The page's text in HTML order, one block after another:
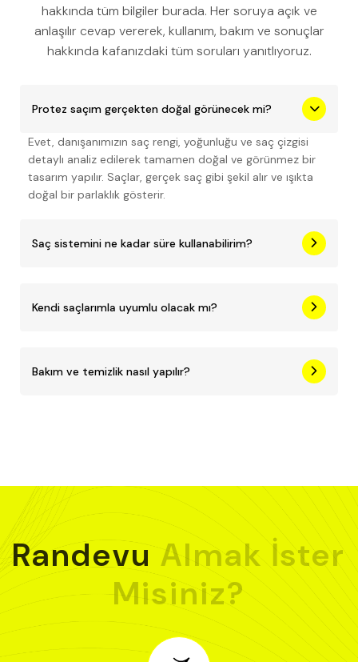
hakkında tüm bilgiler burada. Her soruya açık ve
anlaşılır cevap vererek, kullanım, bakım ve sonuçlar
hakkında kafanızdaki tüm soruları yanıtlıyoruz.
Protez saçım gerçekten doğal görünecek mi?
Evet, danışanımızın saç rengi, yoğunluğu ve saç çizgisi
detaylı analiz edilerek tamamen doğal ve görünmez bir
tasarım yapılır. Saçlar, gerçek saç gibi şekil alır ve ışıkta
doğal bir parlaklık gösterir.
Saç sistemini ne kadar süre kullanabilirim?
Kendi saçlarımla uyumlu olacak mı?
Bakım ve temizlik nasıl yapılır?
Randevu Almak İster
Misiniz?